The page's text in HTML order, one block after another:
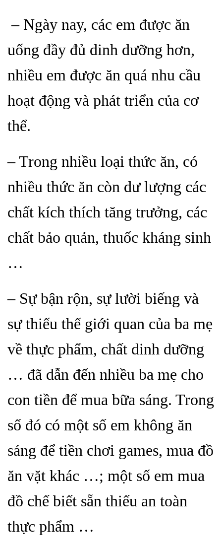
– Ngày nay, các em được ăn
uống đầy đủ dinh dưỡng hơn,
nhiều em được ăn quá nhu cầu
hoạt động và phát triển của cơ
thể.
– Trong nhiều loại thức ăn, có
nhiều thức ăn còn dư lượng các
chất kích thích tăng trưởng, các
chất bảo quản, thuốc kháng sinh
…
– Sự bận rộn, sự lười biếng và
sự thiếu thế giới quan của ba mẹ
về thực phẩm, chất dinh dưỡng
… đã dẫn đến nhiều ba mẹ cho
con tiền để mua bữa sáng. Trong
số đó có một số em không ăn
sáng để tiền chơi games, mua đồ
ăn vặt khác …; một số em mua
đồ chế biết sẵn thiếu an toàn
thực phẩm …